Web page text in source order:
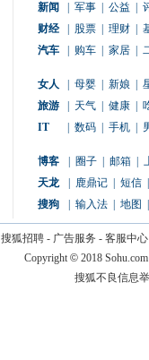
新闻 军事 公益
财经
股票 理财
汽车
购车 家居
女人 母婴 新娘
旅游
天气 健康
IT
数码 手机
博客 圈子 邮箱
天龙
鹿鼎记 短信
搜狗
输入法 地图
搜狐招聘- 广告服务 - 客服中心
Copyright © 2018
搜狐不良信息